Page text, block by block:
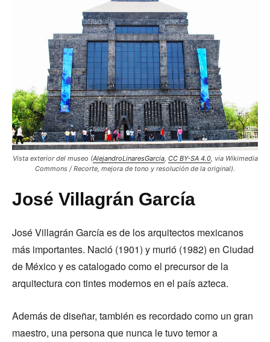
Vista exterior del museo (AlejandroLinaresGarcia, CC BY-SA 4.0, via Wikimedia
Commons / Recorte, mejora de tono y resolución de la original).
José Villagrán García
José Villagrán García es de los arquitectos mexicanos
más importantes. Nació (1901) y murió (1982) en Ciudad
de México y es catalogado como el precursor de la
arquitectura con tintes modernos en el país azteca.
Además de diseñar, también es recordado como un gran
maestro, una persona que nunca le tuvo temor a